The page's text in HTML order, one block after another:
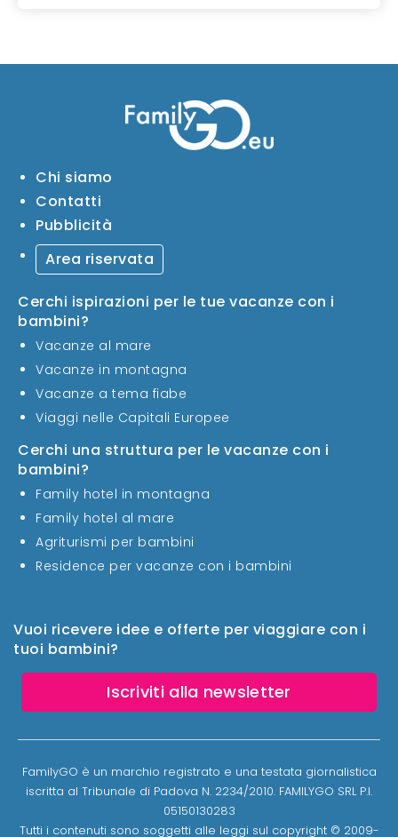
Vuoi ricevere idee e offerte per viaggiare con i
tuoi bambini?
Iscriviti alla newsletter
Chi siamo
Contatti
Pubblicità
Area riservata
Cerchi ispirazioni per le tue vacanze con i
bambini?
Vacanze al mare
Vacanze in montagna
Vacanze a tema fiabe
Viaggi nelle Capitali Europee
Cerchi una struttura per le vacanze con i
bambini?
Family hotel in montagna
Family hotel al mare
Agriturismi per bambini
Residence per vacanze con i bambini
FamilyGO è un marchio registrato e una testata giornalistica
iscritta al Tribunale di Padova N. 2234/2010. FAMILYGO SRL P.I.
05150130283
Tutti i contenuti sono soggetti alle leggi sul copyright © 2009-